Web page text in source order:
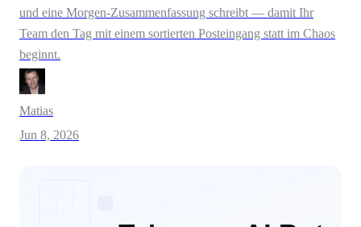
und eine Morgen-Zusammenfassung schreibt — damit Ihr
Team den Tag mit einem sortierten Posteingang statt im Chaos
beginnt.
Matias
Jun 8, 2026